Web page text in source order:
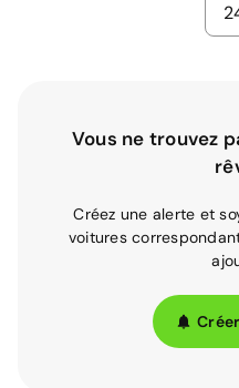
Vous ne trouvez
Créez une alerte et
voitures